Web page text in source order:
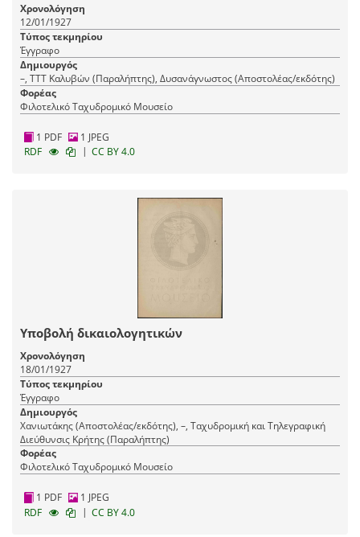
Χρονολόγηση
12/01/1927
Τύπος τεκμηρίου
Έγγραφο
Δημιουργός
–, ΤΤΤ Καλυβών (Παραλήπτης), Δυσανάγνωστος (Αποστολέας/εκδότης)
Φορέας
Φιλοτελικό Ταχυδρομικό Μουσείο
1 PDF
1 JPEG
RDF
| CC BY 4.0
Υποβολή δικαιολογητικών
Χρονολόγηση
18/01/1927
Τύπος τεκμηρίου
Έγγραφο
Δημιουργός
Χανιωτάκης (Αποστολέας/εκδότης), –, Ταχυδρομική και Τηλεγραφική
Διεύθυνσις Κρήτης (Παραλήπτης)
Φορέας
Φιλοτελικό Ταχυδρομικό Μουσείο
1 PDF
1 JPEG
RDF
| CC BY 4.0